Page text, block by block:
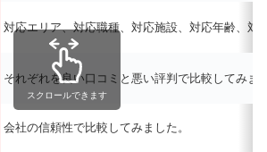
対応エリア、対応職種、対応施設、対応年齢、
それぞれを良い口コミと悪い評判で比較してみま
会社の信頼性で比較してみました。
スクロールできます